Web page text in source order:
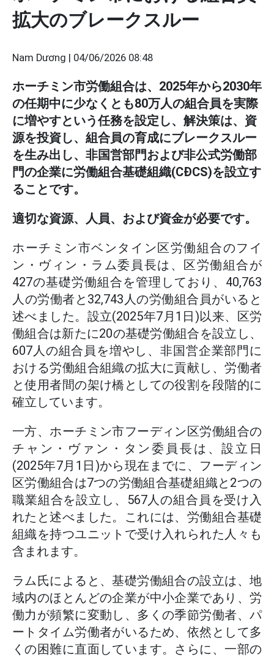
拡大のブレークスルー
Nam Dương | 04/06/2026 08:48
ホーチミン市労働組合は、2025年から2030年
の任期中に少なくとも80万人の組合員を実際
に増やすという任務を設定し、解決策は、資
源を投資し、組合員の育成にブレークスルー
を生み出し、非国営部門および非公式労働部
門の企業に労働組合基礎組織(CĐCS)を設立す
ることです。
適切な資源、人員、および資金が必要です。
ホーチミン市ベンタイン区労働組合のフイ
ン・ヴィン・ラム委員長は、区労働組合が
427の基礎労働組合を管理しており、40,763
人の労働者と32,743人の労働組合員がいると
述べました。設立(2025年7月1日)以来、区労
働組合は新たに20の基礎労働組合を設立し、
607人の組合員を増やし、非国営企業部門に
おける労働組合組織の拡大に貢献し、労働者
と使用者間の架け橋としての役割を段階的に
確立しています。
一方、ホーチミン市フーディン区労働組合の
チャン・ヴァン・タン委員長は、設立日
(2025年7月1日)から現在までに、フーディン
区労働組合は7つの労働組合基礎組織と2つの
職業組合を設立し、567人の組合員を受け入
れたと述べました。これには、労働組合基礎
組織を持つユニットで受け入れられた人々も
含まれます。
ラム氏によると、基礎労働組合の設立は、地
域内のほとんどの企業が中小企業であり、労
働力が頻繁に変動し、多くの季節労働者、パ
ートタイム労働者がいるため、依然として多
くの困難に直面しています。さらに、一部の